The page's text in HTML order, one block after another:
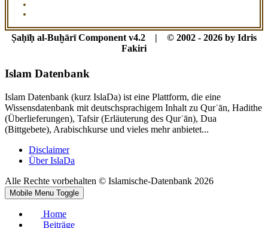
Ṣaḥīḥ al-Buḫārī Component v4.2 | © 2002 - 2026 by Idris
Fakiri
Islam Datenbank
Islam Datenbank (kurz IslaDa) ist eine Plattform, die eine
Wissensdatenbank mit deutschsprachigem Inhalt zu Qurʾān, Hadithe
(Überlieferungen), Tafsir (Erläuterung des Qurʾān), Dua
(Bittgebete), Arabischkurse und vieles mehr anbietet...
Disclaimer
Über IslaDa
Alle Rechte vorbehalten © Islamische-Datenbank 2026
Mobile Menu Toggle
Home
Beiträge